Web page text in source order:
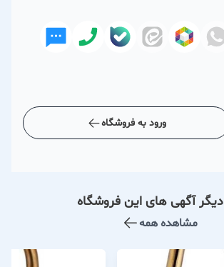
ورود به فروشگاه
دیگر آگهی های این فروشگاه
مشاهده همه